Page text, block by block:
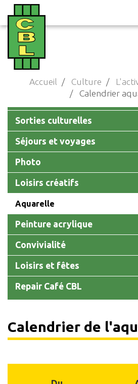
Aller
au
contenu
principal
Accueil Culture
Calendrier
Main
navigation
Sorties culturelles
Séjours et voyages
Photo
Loisirs créatifs
Aquarelle
Peinture acrylique
Convivialité
Loisirs et fêtes
Repair Café CBL
Calendrier de